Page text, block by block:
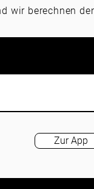
wir berechnen
Zur App